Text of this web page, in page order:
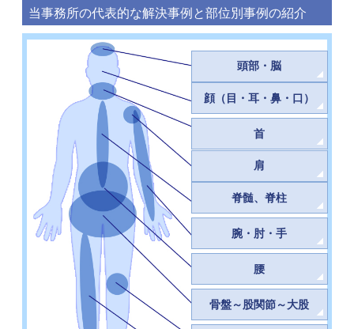
当事務所の代表的な解決事例と部位別事例の紹介
頭部・脳
顔（目・耳・鼻・口）
首
肩
脊髄、脊柱
腕・肘・手
腰
骨盤～股関節～大股